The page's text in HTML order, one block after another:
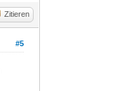
Zitieren
#5